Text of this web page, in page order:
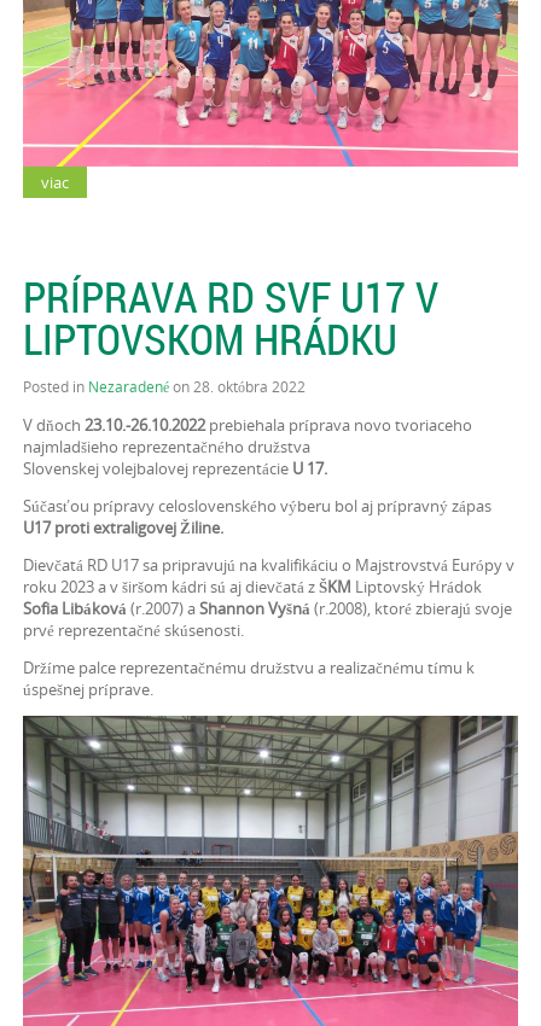
viac
PRÍPRAVA RD SVF U17 V
LIPTOVSKOM HRÁDKU
Posted in Nezaradenéon 28. októbra 2022
V dňoch 23.10.-26.10.2022prebiehala príprava novo tvoriaceho
najmladšieho reprezentačného družstva
Slovenskej volejbalovej reprezentácie U 17.
Súčasťou prípravy celoslovenského výberu bol aj prípravný zápas
U17 proti extraligovej Žiline.
Dievčatá RD U17 sa pripravujú na kvalifikáciu o Majstrovstvá Európy v
roku 2023 a v širšom kádri sú aj dievčatá zŠKM Liptovský Hrádok
Sofia Libáková (r.2007) aShannon Vyšná (r.2008), ktoré zbierajú svoje
prvé reprezentačné skúsenosti.
Držíme palce reprezentačnému družstvu a realizačnému tímu k
úspešnej príprave.